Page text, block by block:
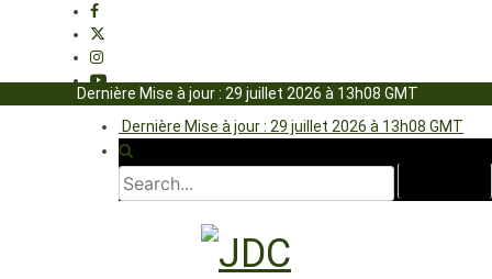
Dernière Mise à jour : 29 juillet 2026 à 13h08 GMT
Dernière Mise à jour : 29 juillet 2026 à 13h08 GMT